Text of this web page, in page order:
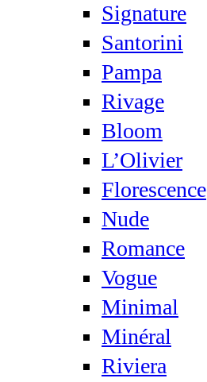
Signature
Santorini
Pampa
Rivage
Bloom
L’Olivier
Florescence
Nude
Romance
Vogue
Minimal
Minéral
Riviera